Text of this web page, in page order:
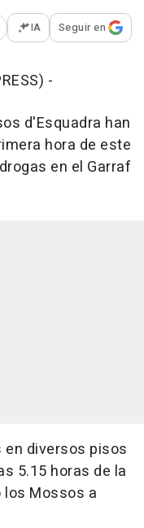
opciones para
IA Seguir en
-
d'Esquadra han
hora de este
en el Garraf
diversos pisos
5.15 horas de la
los Mossos a